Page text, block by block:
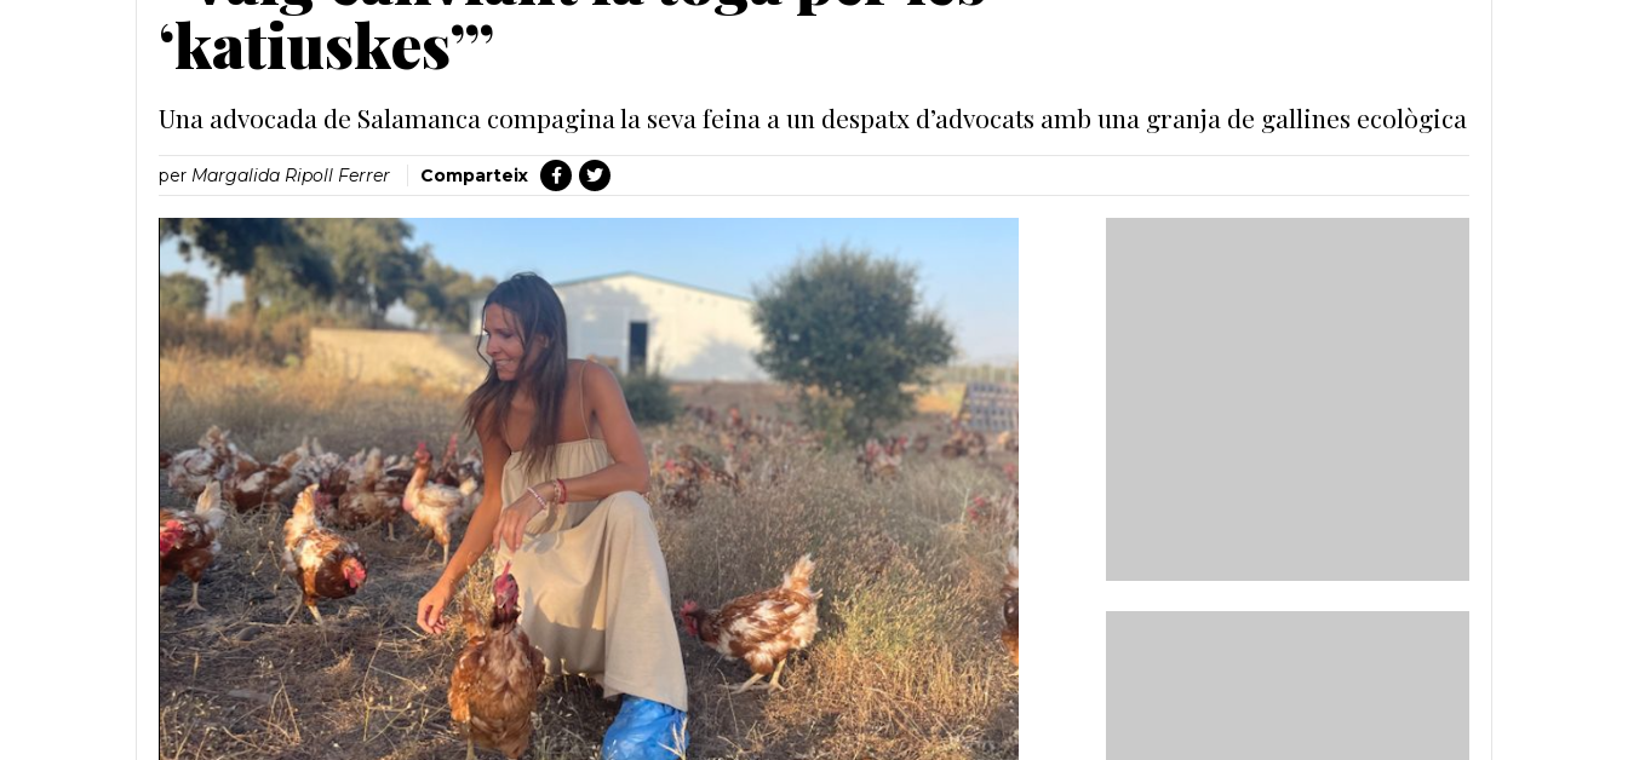
‘katiuskes’”
Una advocada de Salamanca compagina la seva feina a un despatx d’advocats amb una granja de gallines ecològica
per Margalida Ripoll Ferrer Comparteix